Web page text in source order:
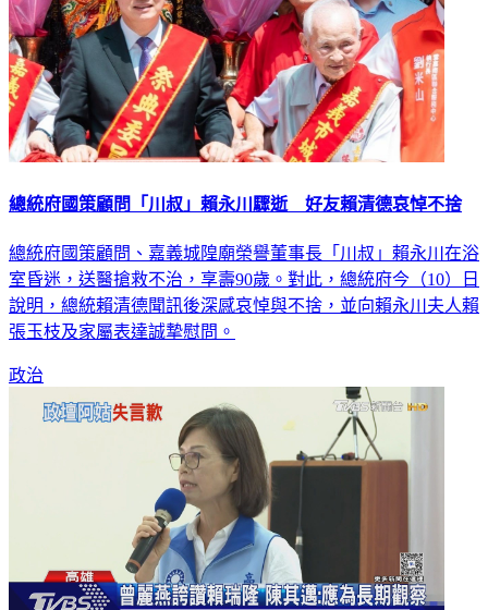
總統府國策顧問「川叔」賴永川驟逝 好友賴清德哀悼不捨
總統府國策顧問、嘉義城隍廟榮譽董事長「川叔」賴永川在浴
室昏迷，送醫搶救不治，享壽90歲。對此，總統府今（10）日
說明，總統賴清德聞訊後深感哀悼與不捨，並向賴永川夫人賴
張玉枝及家屬表達誠摯慰問。
政治